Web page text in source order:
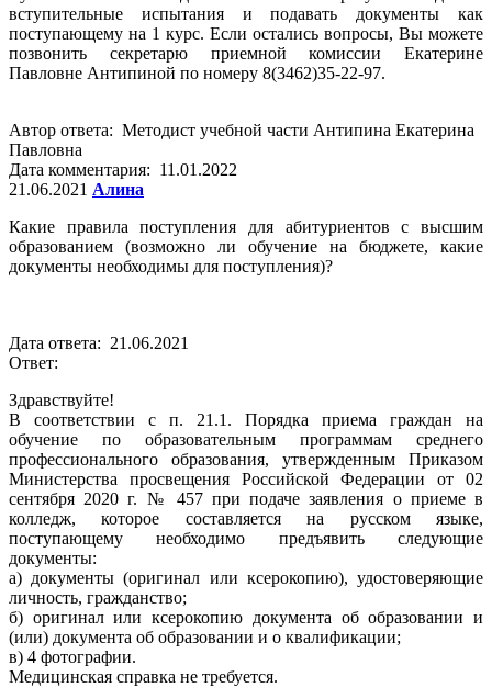
вступительные испытания и подавать документы как
поступающему на 1 курс. Если остались вопросы, Вы можете
позвонить секретарю приемной комиссии Екатерине
Павловне Антипиной по номеру 8(3462)35-22-97.
Автор ответа: Методист учебной части Антипина Екатерина
Павловна
Дата комментария: 11.01.2022
21.06.2021 Алина
Какие правила поступления для абитуриентов с высшим
образованием (возможно ли обучение на бюджете, какие
документы необходимы для поступления)?
Дата ответа: 21.06.2021
Ответ:
Здравствуйте!
В соответствии с п. 21.1. Порядка приема граждан на
обучение по образовательным программам среднего
профессионального образования, утвержденным Приказом
Министерства просвещения Российской Федерации от 02
сентября 2020 г. № 457 при подаче заявления о приеме в
колледж, которое составляется на русском языке,
поступающему необходимо предъявить следующие
документы:
а) документы (оригинал или ксерокопию), удостоверяющие
личность, гражданство;
б) оригинал или ксерокопию документа об образовании и
(или) документа об образовании и о квалификации;
в) 4 фотографии.
Медицинская справка не требуется.